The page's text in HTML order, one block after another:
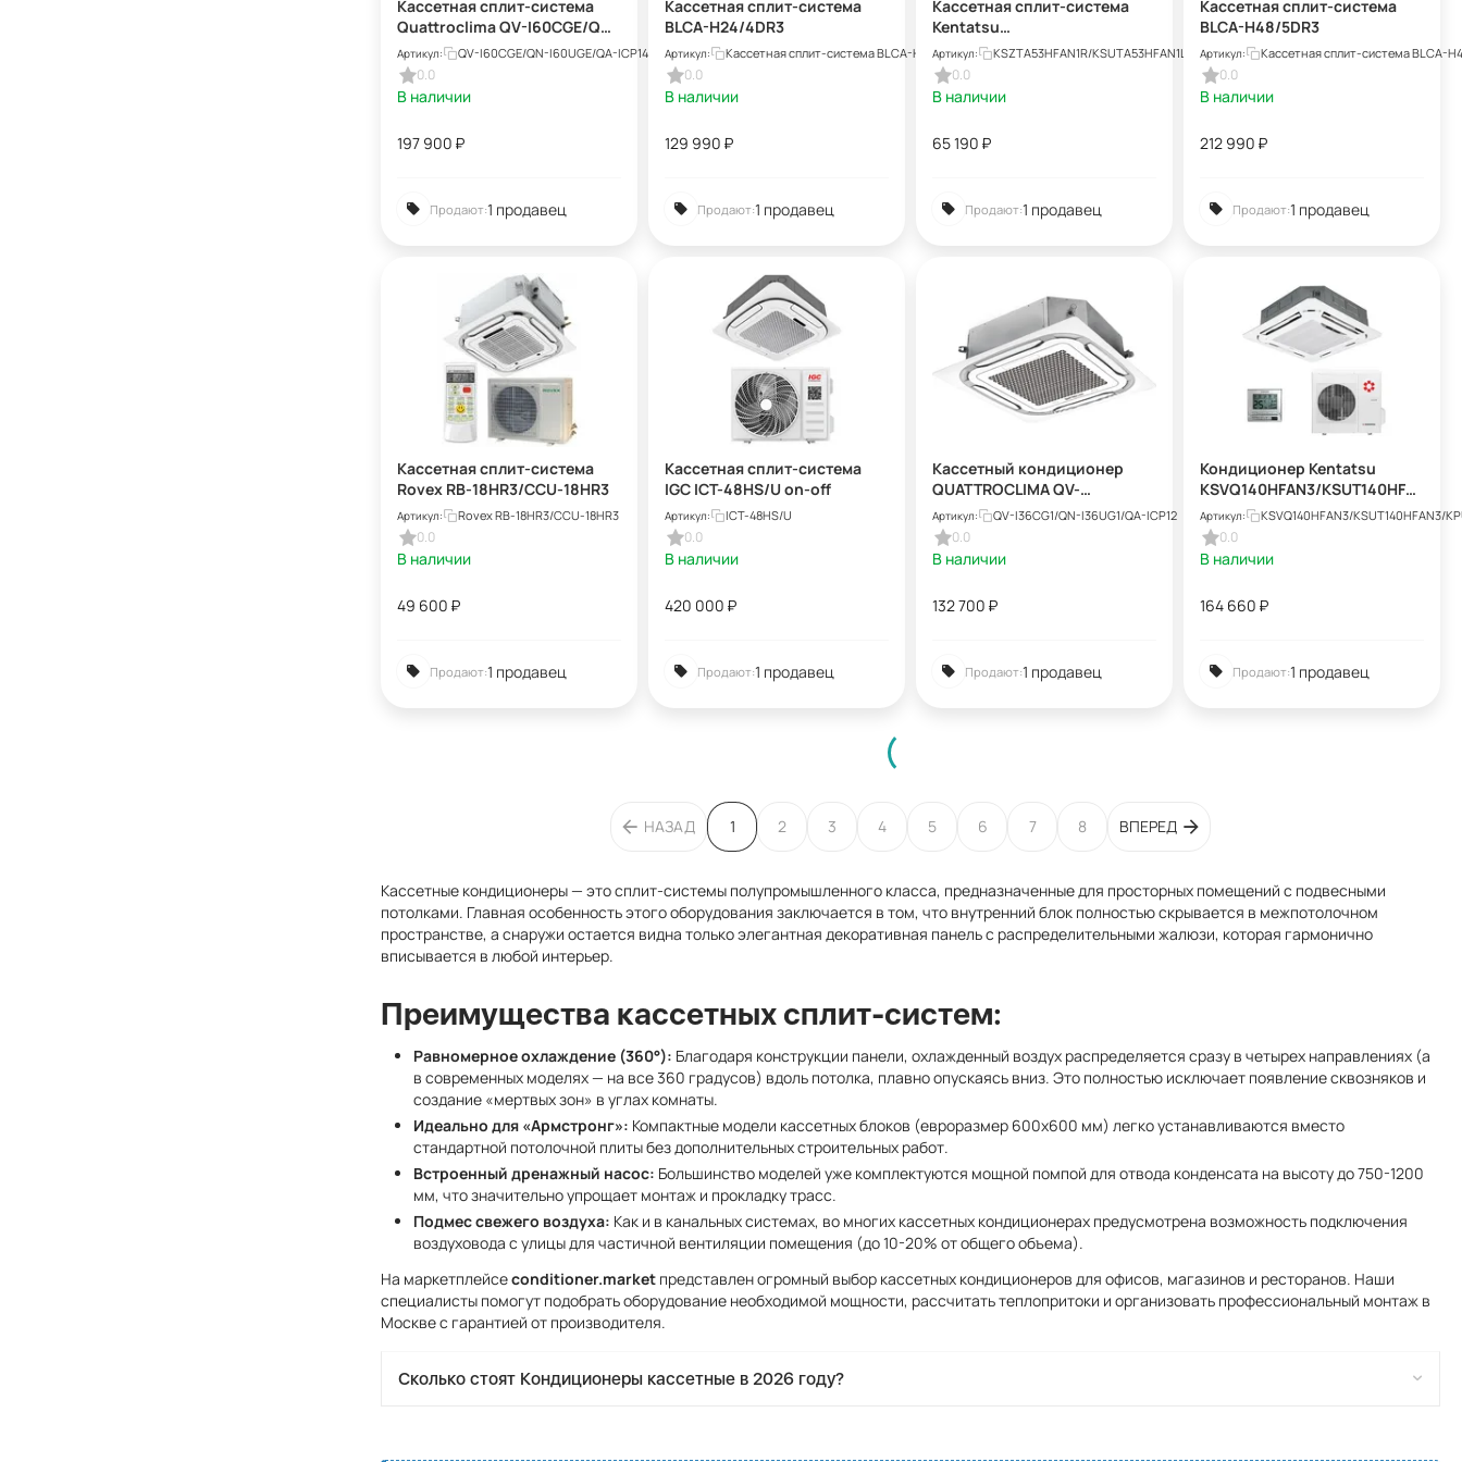
Кассетная сплит-система
Quattroclima QV-I60CGE/QN-
I60UGE/QA-ICP14
Артикул: QV-I60CGE/QN-I60UGE/QA-ICP14
0.0
В наличии
197 900 ₽
Продают:1 продавец
Кассетная сплит-система
BLCA-H24/4DR3
Артикул: Кассетная сплит-система BLCA-H24/4DR3
0.0
В наличии
129 990 ₽
Продают:1 продавец
Кассетная сплит-система
Kentatsu
KSZTA53HFAN1R/KSUTA53HFA
N1L/KPU65-D
Артикул: KSZTA53HFAN1R/KSUTA53HFAN1L/KPU65-D
0.0
В наличии
65 190 ₽
Продают:1 продавец
Кассетная сплит-система
BLCA-H48/5DR3
Артикул: Кассетная сплит-система BLCA-
0.0
В наличии
212 990 ₽
Продают:1 продавец
Кассетная сплит-система
Rovex RB-18HR3/CCU-18HR3
Артикул: Rovex RB-18HR3/CCU-18HR3
0.0
В наличии
49 600 ₽
Продают:1 продавец
Кассетная сплит-система
IGC ICT-48HS/U on-off
Артикул: ICT-48HS/U
0.0
В наличии
420 000 ₽
Продают:1 продавец
Кассетный кондиционер
QUATTROCLIMA QV-
I36CG1/QN-I36UG1/QA-ICP12
Артикул: QV-I36CG1/QN-I36UG1/QA-ICP12
0.0
В наличии
132 700 ₽
Продают:1 продавец
Кондиционер Kentatsu
KSVQ140HFAN3/KSUT140HFA
N3/KPU95-D1
Артикул: KSVQ140HFAN3/KSUT140HFAN3/
0.0
В наличии
164 660 ₽
Продают:1 продавец
НАЗАД 1 2 3 4 5 6 7 8 ВПЕРЕД
Кассетные кондиционеры — это сплит-системы полупромышленного класса, предназначенные для просторных помещений с подвесными
потолками. Главная особенность этого оборудования заключается в том, что внутренний блок полностью скрывается в межпотолочном
пространстве, а снаружи остается видна только элегантная декоративная панель с распределительными жалюзи, которая гармонично
вписывается в любой интерьер.
Преимущества кассетных сплит-систем:
Равномерное охлаждение (360°): Благодаря конструкции панели, охлажденный воздух распределяется сразу в четырех направлениях (а
в современных моделях — на все 360 градусов) вдоль потолка, плавно опускаясь вниз. Это полностью исключает появление сквозняков и
создание «мертвых зон» в углах комнаты.
Идеально для «Армстронг»: Компактные модели кассетных блоков (евроразмер 600x600 мм) легко устанавливаются вместо
стандартной потолочной плиты без дополнительных строительных работ.
Встроенный дренажный насос: Большинство моделей уже комплектуются мощной помпой для отвода конденсата на высоту до 750-1200
мм, что значительно упрощает монтаж и прокладку трасс.
Подмес свежего воздуха: Как и в канальных системах, во многих кассетных кондиционерах предусмотрена возможность подключения
воздуховода с улицы для частичной вентиляции помещения (до 10-20% от общего объема).
На маркетплейсеconditioner.market представлен огромный выбор кассетных кондиционеров для офисов, магазинов и ресторанов. Наши
специалисты помогут подобрать оборудование необходимой мощности, рассчитать теплопритоки и организовать профессиональный монтаж в
Москве с гарантией от производителя.
Сколько стоят Кондиционеры кассетные в 2026 году?